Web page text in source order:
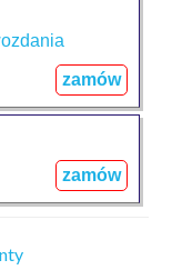
zamów
zamów